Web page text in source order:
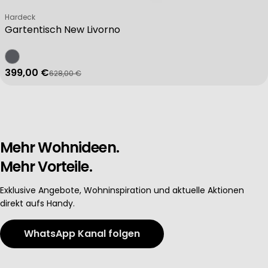
Gartentisch New Livorno
Verkäufer:
Hardeck
Verkaufspreis
399,00 €
Regulärer Preis
628,00 €
Mehr Wohnideen.
Mehr Vorteile.
Exklusive Angebote, Wohninspiration und aktuelle Aktionen
direkt aufs Handy.
WhatsApp Kanal folgen